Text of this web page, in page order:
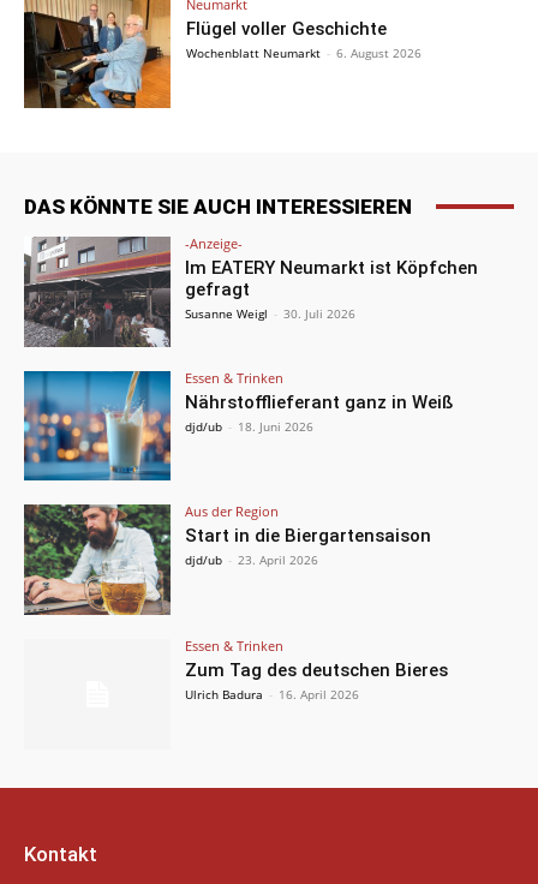
Neumarkt
Flügel voller Geschichte
Wochenblatt Neumarkt - 6. August 2026
DAS KÖNNTE SIE AUCH INTERESSIEREN
-Anzeige-
Im EATERY Neumarkt ist Köpfchen
gefragt
Susanne Weigl - 30. Juli 2026
Essen & Trinken
Nährstofflieferant ganz in Weiß
djd/ub - 18. Juni 2026
Aus der Region
Start in die Biergartensaison
djd/ub - 23. April 2026
Essen & Trinken
Zum Tag des deutschen Bieres
Ulrich Badura - 16. April 2026
Kontakt